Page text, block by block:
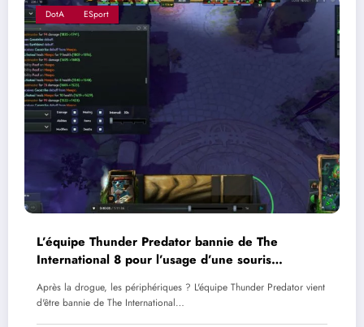
DotA ESport
L’équipe Thunder Predator bannie de The
International 8 pour l’usage d’une souris
Après la drogue, les périphériques ? L'équipe Thunder Predator vient
d'être bannie de The International…